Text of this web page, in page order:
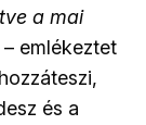
a mai
– emlékeztet
és a